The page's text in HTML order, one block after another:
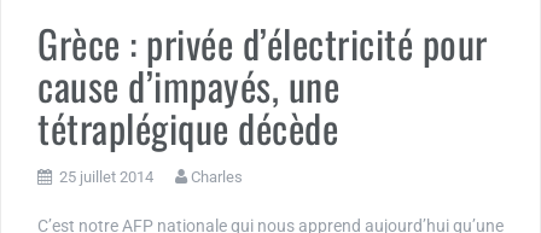
Grèce : privée d’électricité pour
cause d’impayés, une
tétraplégique décède
25 juillet 2014 Charles
C’est notre AFP nationale qui nous apprend aujourd’hui qu’une